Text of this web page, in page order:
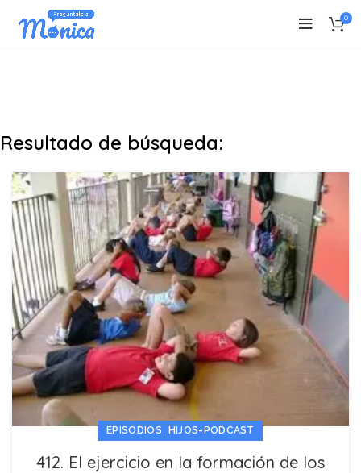
0
Resultado de búsqueda:
EPISODIOS HIJOS-PODCAST
412. El ejercicio en la formación de los